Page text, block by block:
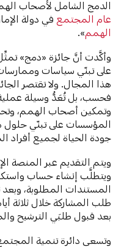
الدمج الشامل لأصحاب
عام المجتمع في دولة
الهمم».
وأكَّدت أنَّ جائزة «دمج»
على تبنّي سياسات
هذا المجال. ولا تقتصر
فحسب، بل تُعَدُّ وسيلة
وتمكين أصحاب الهمم،
المؤسسات على تبنّي حلول
جودة الحياة لجميع أفراد
ويتم التقديم عبر المنصة
ويتطلَّب إنشاء حساب
المستندات المطلوبة،
طلب المشاركة خلال ثلاثة
بعد قبول طلبَي الترشيح
وتسعى دائرة تنمية